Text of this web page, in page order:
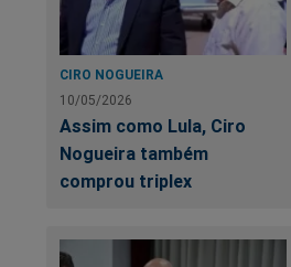
CIRO NOGUEIRA
10/05/2026
Assim como Lula, Ciro
Nogueira também
comprou triplex